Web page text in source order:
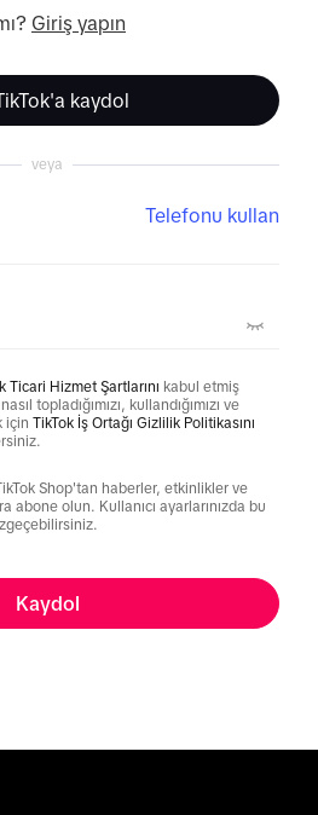
Giriş yapın
kaydol
veya
Telefonu kullan
Ticari Hizmet Şartlarını kabul etmiş
topladığımızı, kullandığımızı ve
için TikTok İş Ortağı Gizlilik Politikasını
Shop'tan haberler, etkinlikler ve
abone olun. Kullanıcı ayarlarınızda bu
Kaydol